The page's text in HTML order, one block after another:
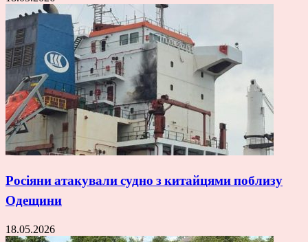
Росіяни атакували судно з китайцями поблизу
Одещини
18.05.2026